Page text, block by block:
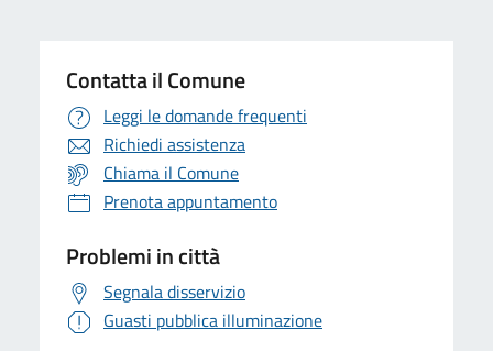
Contatta il Comune
Leggi le domande frequenti
Richiedi assistenza
Chiama il Comune
Prenota appuntamento
Problemi in città
Segnala disservizio
Guasti pubblica illuminazione